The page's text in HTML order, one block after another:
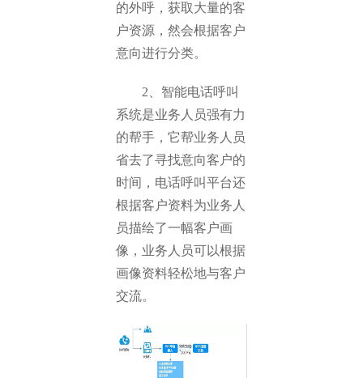
的外呼，获取大量的客
户资源，然会根据客户
意向进行分类。
2、智能电话呼叫
系统是业务人员强有力
的帮手，它帮业务人员
省去了寻找意向客户的
时间，电话呼叫平台还
根据客户资料为业务人
员描绘了一幅客户画
像，业务人员可以根据
画像资料轻松地与客户
交流。